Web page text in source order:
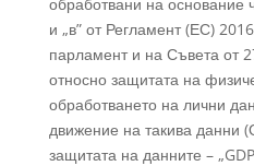
и „в” от Регламент (ЕС)
парламент и на Съвета от
относно защитата на
обработването на лични
движение на такива данни
защитата на данните –